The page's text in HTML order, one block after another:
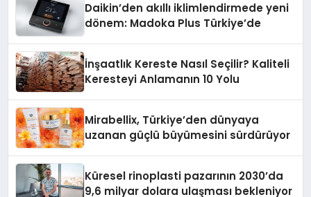
Daikin’den akıllı iklimlendirmede yeni
dönem: Madoka Plus Türkiye’de
İnşaatlık Kereste Nasıl Seçilir? Kaliteli
Keresteyi Anlamanın 10 Yolu
Mirabellix, Türkiye’den dünyaya
uzanan güçlü büyümesini sürdürüyor
Küresel rinoplasti pazarının 2030’da
9,6 milyar dolara ulaşması bekleniyor